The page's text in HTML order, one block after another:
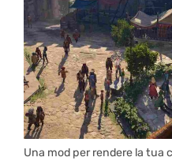
Una mod per rendere la tua